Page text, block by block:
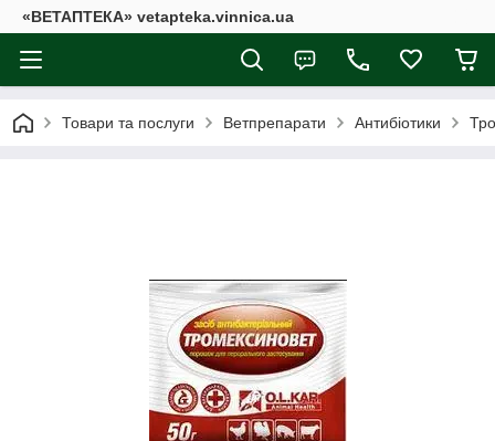
«ВЕТАПТЕКА» vetapteka.vinnica.ua
Товари та послуги Ветпрепарати Антибіотики